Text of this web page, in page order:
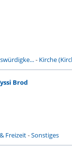
- Kirche
Brod
Freizeit-Sonstiges